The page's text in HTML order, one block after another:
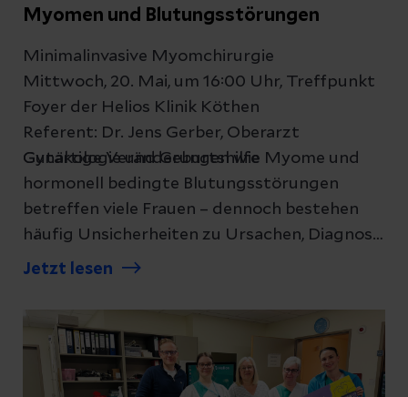
Myomen und Blutungsstörungen
Minimalinvasive Myomchirurgie
Mittwoch, 20. Mai, um 16:00 Uhr, Treffpunkt
Foyer der Helios Klinik Köthen
Referent: Dr. Jens Gerber, Oberarzt
Gynäkologie und Geburtshilfe
Gutartige Veränderungen wie Myome und
hormonell bedingte Blutungsstörungen
betreffen viele Frauen – dennoch bestehen
häufig Unsicherheiten zu Ursachen, Diagnose
und Therapieoptionen. Im Rahmen einer
Köthen am 20. Mai um 16 Uhr Interessierte
dazu ein, sich umfassend über aktuelle
Behandlungsmöglichkeiten zu informieren
und mit Expertinnen und Experten ins
Jetzt lesen